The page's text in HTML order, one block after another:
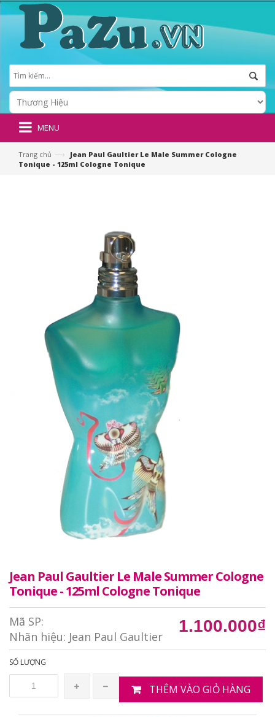
MENU
Trang chủ —›
Jean Paul Gaultier Le Male Summer Cologne
Tonique - 125ml Cologne Tonique
Jean Paul Gaultier Le Male Summer Cologne
Tonique - 125ml Cologne Tonique
Mã SP:
Nhãn hiệu: Jean Paul Gaultier
1.100.000₫
SỐ LƯỢNG
THÊM VÀO GIỎ HÀNG